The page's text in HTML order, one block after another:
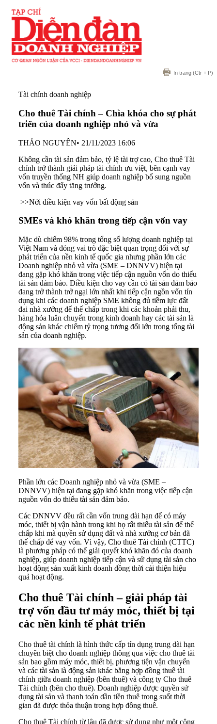
In trang (Ctr + P)
Tài chính doanh nghiệp
Cho thuê Tài chính – Chìa khóa cho sự phát
triển của doanh nghiệp nhỏ và vừa
THẢO NGUYÊN• 21/11/2023 16:06
Không cần tài sản đảm bảo, tỷ lệ tài trợ cao, Cho thuê Tài
chính trở thành giải pháp tài chính ưu việt, bên cạnh vay
vốn truyền thống NH giúp doanh nghiệp bổ sung nguồn
vốn và thúc đẩy tăng trưởng.
>>Nới điều kiện vay vốn bất động sản
SMEs và khó khăn trong tiếp cận vốn vay
Mặc dù chiếm 98% trong tổng số lượng doanh nghiệp tại
Việt Nam và đóng vai trò đặc biệt quan trọng đối với sự
phát triển của nền kinh tế quốc gia nhưng phần lớn các
Doanh nghiệp nhỏ và vừa (SME – DNNVV) hiện tại
đang gặp khó khăn trong việc tiếp cận nguồn vốn do thiếu
tài sản đảm bảo. Điều kiện cho vay cần có tài sản đảm bảo
đang trở thành trở ngại lớn nhất khi tiếp cận ngồn vốn tín
dụng khi các doanh nghiệp SME không đủ tiềm lực đất
đai nhà xưởng để thế chấp trong khi các khoản phải thu,
hàng hóa luân chuyển trong kinh doanh hay các tài sản là
động sản khác chiếm tỷ trọng tương đối lớn trong tổng tài
sản của doanh nghiệp.
Phần lớn các Doanh nghiệp nhỏ và vừa (SME –
DNNVV) hiện tại đang gặp khó khăn trong việc tiếp cận
nguồn vốn do thiếu tài sản đảm bảo.
Các DNNVV đều rất cần vốn trung dài hạn để có máy
móc, thiết bị vận hành trong khi họ rất thiếu tài sản để thế
chấp khi mà quyền sử dụng đất và nhà xưởng cơ bản đã
thế chấp để vay vốn. Vì vậy, Cho thuê Tài chính (CTTC)
là phương pháp có thể giải quyết khó khăn đó của doanh
nghiệp, giúp doanh nghiệp tiếp cận và sử dụng tài sản cho
hoạt động sản xuất kinh doanh đồng thời cải thiện hiệu
quả hoạt động.
Cho thuê Tài chính – giải pháp tài
trợ vốn đầu tư máy móc, thiết bị tại
các nền kinh tế phát triển
Cho thuê tài chính là hình thức cấp tín dụng trung dài hạn
chuyên biệt cho doanh nghiệp thông qua việc cho thuê tài
sản bao gồm máy móc, thiết bị, phương tiện vận chuyển
và các tài sản là động sản khác bằng hợp đồng thuê tài
chính giữa doanh nghiệp (bên thuê) và công ty Cho thuê
Tài chính (bên cho thuê). Doanh nghiệp được quyền sử
dụng tài sản và thanh toán dần tiền thuê trong suốt thời
gian đã được thỏa thuận trong hợp đồng thuê.
Cho thuê Tài chính từ lâu đã được sử dụng như một công